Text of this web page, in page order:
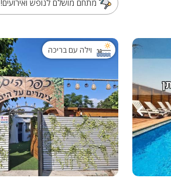
מתחם מושלם לנופש ואירועים!
וילה עם בריכה